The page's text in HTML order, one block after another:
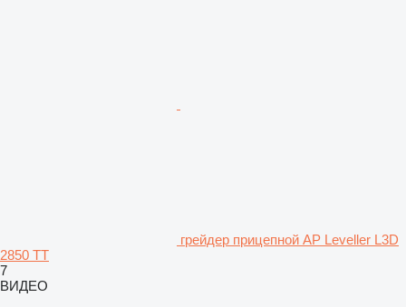
грейдер прицепной AP Leveller L3D
2850 TT
7
ВИДЕО